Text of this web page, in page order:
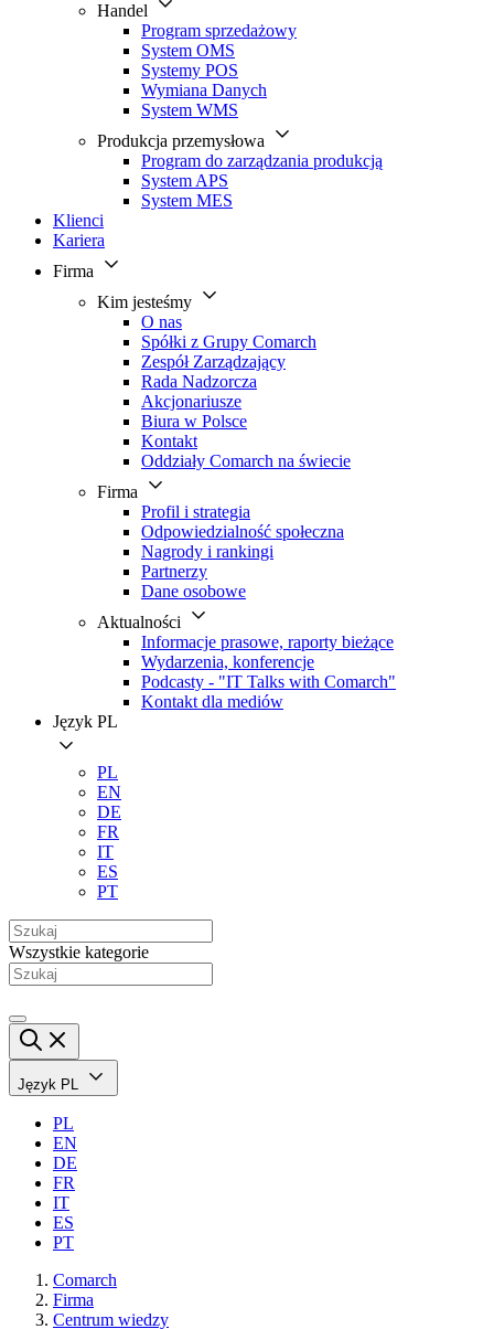
Handel
Program sprzedażowy
System OMS
Systemy POS
Wymiana Danych
System WMS
Produkcja przemysłowa
Program do zarządzania produkcją
System APS
System MES
Klienci
Kariera
Firma
Kim jesteśmy
O nas
Spółki z Grupy Comarch
Zespół Zarządzający
Rada Nadzorcza
Akcjonariusze
Biura w Polsce
Kontakt
Oddziały Comarch na świecie
Firma
Profil i strategia
Odpowiedzialność społeczna
Nagrody i rankingi
Partnerzy
Dane osobowe
Aktualności
Informacje prasowe, raporty bieżące
Wydarzenia, konferencje
Podcasty - "IT Talks with Comarch"
Kontakt dla mediów
Język PL
PL
EN
DE
FR
IT
ES
PT
Wszystkie kategorie
Język PL
PL
EN
DE
FR
IT
ES
PT
Comarch
Firma
Centrum wiedzy